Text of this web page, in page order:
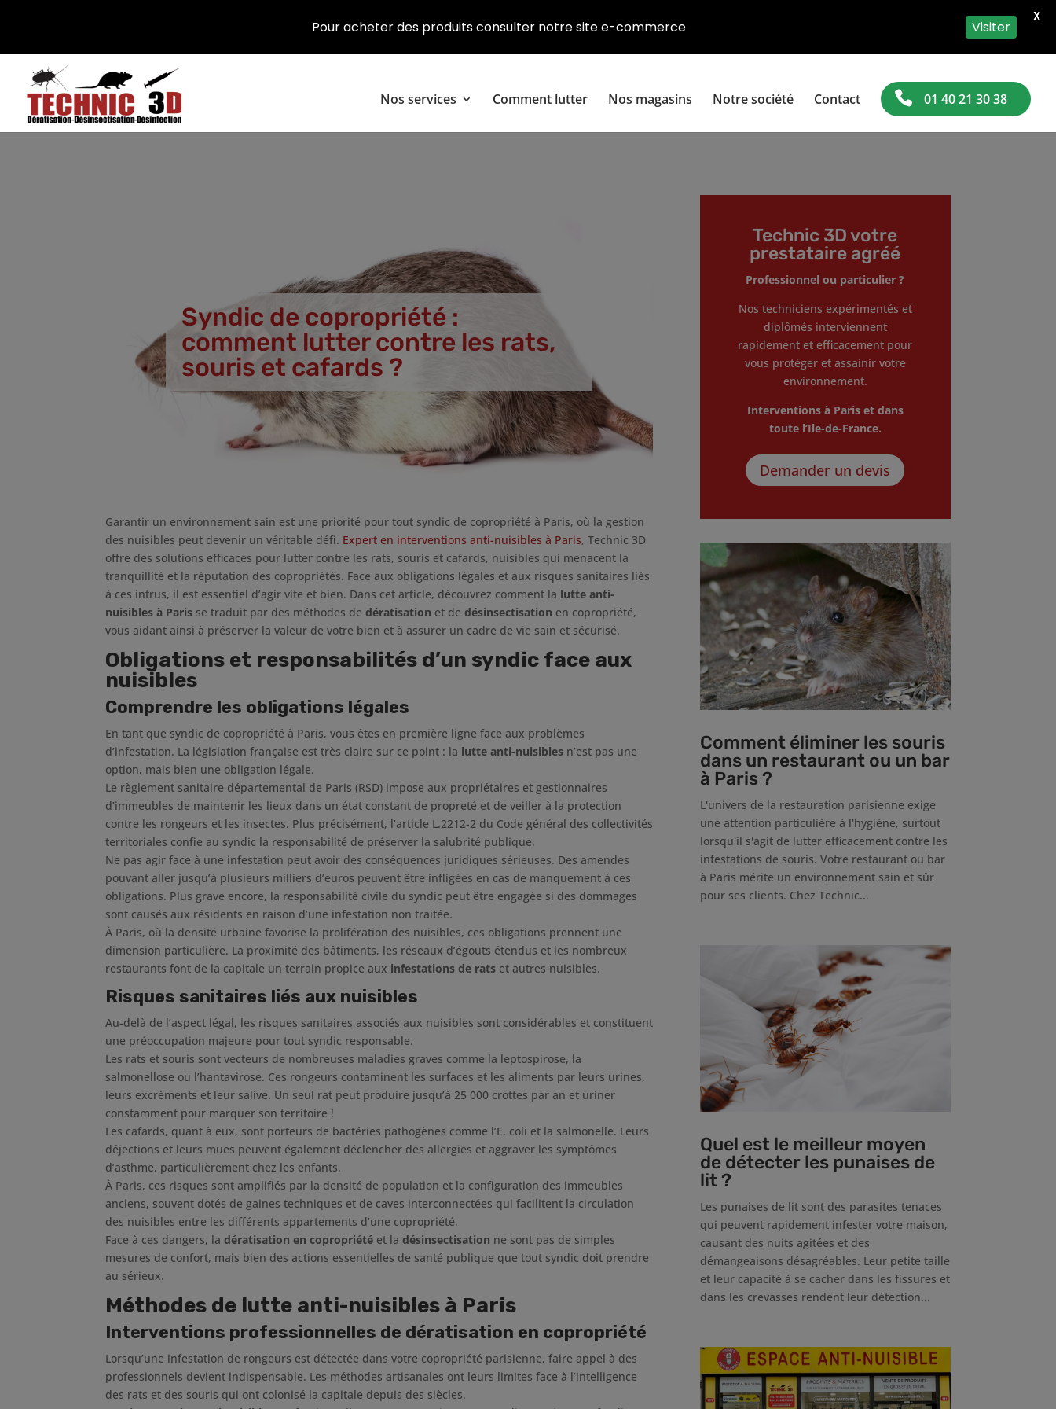
Nos services Comment lutter Nos magasins Notre société Contact 01 40 21 30 38
Syndic de copropriété :
comment lutter contre les rats,
souris et cafards ?
Garantir un environnement sain est une priorité pour tout syndic de copropriété à Paris, où la gestion
des nuisibles peut devenir un véritable défi. Expert en interventions anti-nuisibles à Paris, Technic 3D
offre des solutions efficaces pour lutter contre les rats, souris et cafards, nuisibles qui menacent la
tranquillité et la réputation des copropriétés. Face aux obligations légales et aux risques sanitaires liés
à ces intrus, il est essentiel d’agir vite et bien. Dans cet article, découvrez comment la lutte anti-
nuisibles à Paris se traduit par des méthodes dedératisation et dedésinsectisation en copropriété,
vous aidant ainsi à préserver la valeur de votre bien et à assurer un cadre de vie sain et sécurisé.
Obligations et responsabilités d’un syndic face aux
nuisibles
Comprendre les obligations légales
En tant que syndic de copropriété à Paris, vous êtes en première ligne face aux problèmes
d’infestation. La législation française est très claire sur ce point : la lutte anti-nuisibles n’est pas une
option, mais bien une obligation légale.
Le règlement sanitaire départemental de Paris (RSD) impose aux propriétaires et gestionnaires
d’immeubles de maintenir les lieux dans un état constant de propreté et de veiller à la protection
contre les rongeurs et les insectes. Plus précisément, l’article L.2212-2 du Code général des collectivités
territoriales confie au syndic la responsabilité de préserver la salubrité publique.
Ne pas agir face à une infestation peut avoir des conséquences juridiques sérieuses. Des amendes
pouvant aller jusqu’à plusieurs milliers d’euros peuvent être infligées en cas de manquement à ces
obligations. Plus grave encore, la responsabilité civile du syndic peut être engagée si des dommages
sont causés aux résidents en raison d’une infestation non traitée.
À Paris, où la densité urbaine favorise la prolifération des nuisibles, ces obligations prennent une
dimension particulière. La proximité des bâtiments, les réseaux d’égouts étendus et les nombreux
restaurants font de la capitale un terrain propice aux infestations de rats et autres nuisibles.
Risques sanitaires liés aux nuisibles
Au-delà de l’aspect légal, les risques sanitaires associés aux nuisibles sont considérables et constituent
une préoccupation majeure pour tout syndic responsable.
Les rats et souris sont vecteurs de nombreuses maladies graves comme la leptospirose, la
salmonellose ou l’hantavirose. Ces rongeurs contaminent les surfaces et les aliments par leurs urines,
leurs excréments et leur salive. Un seul rat peut produire jusqu’à 25 000 crottes par an et uriner
constamment pour marquer son territoire !
Les cafards, quant à eux, sont porteurs de bactéries pathogènes comme l’E. coli et la salmonelle. Leurs
déjections et leurs mues peuvent également déclencher des allergies et aggraver les symptômes
d’asthme, particulièrement chez les enfants.
À Paris, ces risques sont amplifiés par la densité de population et la configuration des immeubles
anciens, souvent dotés de gaines techniques et de caves interconnectées qui facilitent la circulation
des nuisibles entre les différents appartements d’une copropriété.
Face à ces dangers, ladératisation en copropriété et ladésinsectisation ne sont pas de simples
mesures de confort, mais bien des actions essentielles de santé publique que tout syndic doit prendre
au sérieux.
Méthodes de lutte anti-nuisibles à Paris
Interventions professionnelles de dératisation en copropriété
Lorsqu’une infestation de rongeurs est détectée dans votre copropriété parisienne, faire appel à des
professionnels devient indispensable. Les méthodes artisanales ont leurs limites face à l’intelligence
des rats et des souris qui ont colonisé la capitale depuis des siècles.
Technic 3D votre
prestataire agréé
Professionnel ou particulier ?
Nos techniciens expérimentés et
diplômés interviennent
rapidement et efficacement pour
vous protéger et assainir votre
environnement.
Interventions à Paris et dans
toute l’Ile-de-France.
Demander un devis
Comment éliminer les souris
dans un restaurant ou un bar
à Paris ?
L'univers de la restauration parisienne exige
une attention particulière à l'hygiène, surtout
lorsqu'il s'agit de lutter efficacement contre les
infestations de souris. Votre restaurant ou bar
à Paris mérite un environnement sain et sûr
pour ses clients. Chez Technic...
Quel est le meilleur moyen
de détecter les punaises de
lit ?
Les punaises de lit sont des parasites tenaces
qui peuvent rapidement infester votre maison,
causant des nuits agitées et des
démangeaisons désagréables. Leur petite taille
et leur capacité à se cacher dans les fissures et
dans les crevasses rendent leur détection...
Pour acheter des produits consulter notre site e-commerce Visiter
X